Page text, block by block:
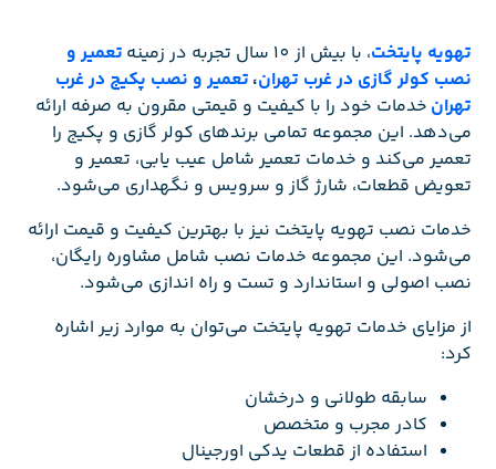
تهویه پایتخت، با بیش از 10 سال تجربه در زمینه
تعمیر و
نصب کولر گازی در غرب تهران، تعمیر و نصب پکیج در غرب
تهران خدمات خود را با کیفیت و قیمتی مقرون به صرفه ارائه
می‌دهد. این مجموعه تمامی برندهای کولر گازی و پکیج را
تعمیر می‌کند و خدمات تعمیر شامل عیب یابی، تعمیر و
تعویض قطعات، شارژ گاز و سرویس و نگهداری می‌شود.
خدمات نصب تهویه پایتخت نیز با بهترین کیفیت و قیمت ارائه
می‌شود. این مجموعه خدمات نصب شامل مشاوره رایگان،
نصب اصولی و استاندارد و تست و راه اندازی می‌شود.
از مزایای خدمات تهویه پایتخت می‌توان به موارد زیر اشاره
کرد:
سابقه طولانی و درخشان
کادر مجرب و متخصص
استفاده از قطعات یدکی اورجینال